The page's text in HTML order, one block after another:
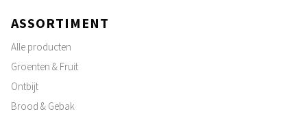
ASSORTIMENT
Alle producten
Groenten & Fruit
Ontbijt
Brood & Gebak